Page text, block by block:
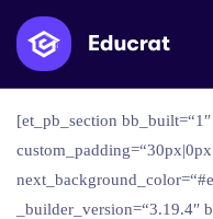
Home Danke das wir
[et_pb_section
_builder_version=“3.19.4″